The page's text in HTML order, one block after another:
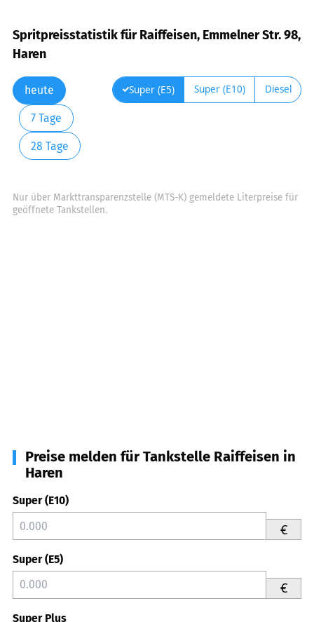
Spritpreisstatistik für Raiffeisen, Emmelner Str. 98,
Haren
heute
7 Tage
28 Tage
Super (E5) Super (E10) Diesel
Nur über Markttransparenzstelle (MTS-K) gemeldete Literpreise für
geöffnete Tankstellen.
Preise melden für Tankstelle Raiffeisen in
Haren
Super (E10)
€
Super (E5)
€
Super Plus